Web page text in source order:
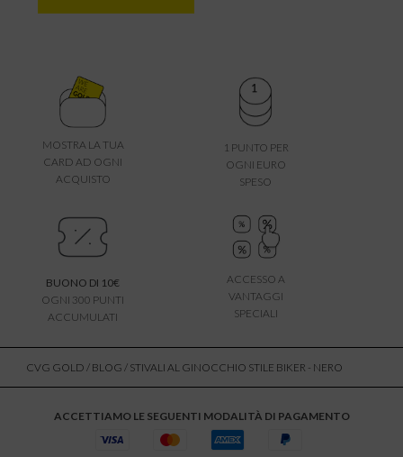
MOSTRA LA TUA
CARD AD OGNI
ACQUISTO
1 PUNTO PER
OGNI EURO
SPESO
BUONO DI 10€
OGNI 300 PUNTI
ACCUMULATI
ACCESSO A
VANTAGGI
SPECIALI
CVG GOLD / BLOG / STIVALI AL GINOCCHIO STILE BIKER - NERO
ACCETTIAMO LE SEGUENTI MODALITÀ DI PAGAMENTO